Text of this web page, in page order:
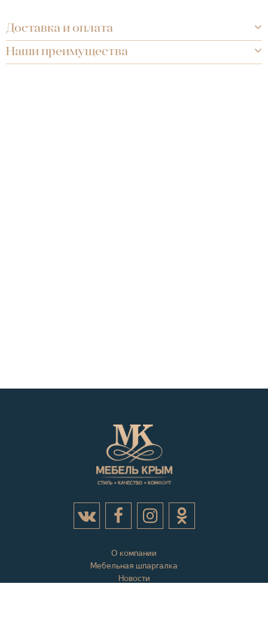
Доставка и оплата
Наши преимущества
О компании
Мебельная шпаргалка
Новости